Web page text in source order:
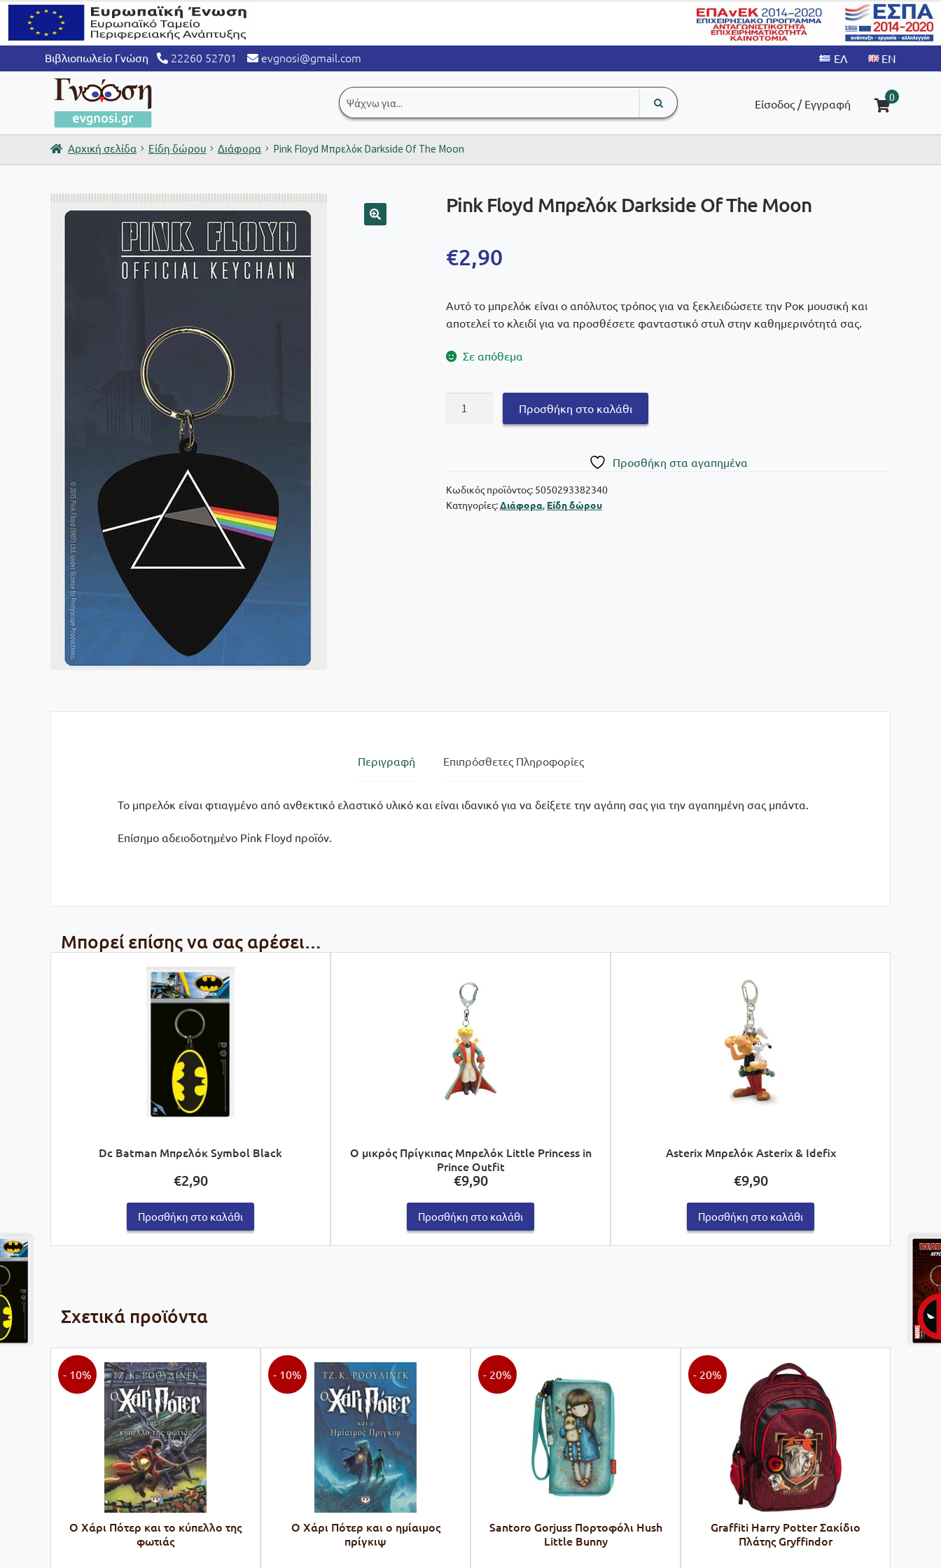
Βιβλιοπωλείο Γνώση 22260 52701 evgnosi@gmail.com
Αναζήτηση
για:
search
input
Είσοδος / Εγγραφή
0
Αρχική σελίδα Είδη δώρου Διάφορα Pink Floyd Μπρελόκ Darkside Of The Moon
Pink Floyd Μπρελόκ Darkside Of The Moon
€2,90
Αυτό το μπρελόκ είναι ο απόλυτος τρόπος για να ξεκλειδώσετε την Ροκ μουσική και
αποτελεί το κλειδί για να προσθέσετε φανταστικό στυλ στην καθημερινότητά σας.
Σε απόθεμα
The
Moon
Προσθήκη στο καλάθι
Πρoσθήκη στα αγαπημένα
Κωδικός προϊόντος: 5050293382340
Κατηγορίες:Διάφορα, Είδη δώρου
Περιγραφή Επιπρόσθετες Πληροφορίες
Το μπρελόκ είναι φτιαγμένο από ανθεκτικό ελαστικό υλικό και είναι ιδανικό για να δείξετε την αγάπη σας για την αγαπημένη σας μπάντα.
Επίσημο αδειοδοτημένο Pink Floyd προϊόν.
Μπορεί επίσης να σας αρέσει…
Dc Batman Μπρελόκ Symbol Black
€2,90
Προσθήκη στο καλάθι
Ο μικρός Πρίγκιπας Μπρελόκ Little Princess in
Prince Outfit
€9,90
Προσθήκη στο καλάθι
Asterix Μπρελόκ Asterix & Idefix
€9,90
Προσθήκη στο καλάθι
Σχετικά προϊόντα
Ο Χάρι Πότερ και το κύπελλο της
φωτιάς
- 10%
Ο Χάρι Πότερ και ο ημίαιμος
πρίγκιψ
- 10%
Santoro Gorjuss Πορτοφόλι Hush
Little Bunny
- 20%
Graffiti Harry Potter Σακίδιο
Πλάτης Gryffindor
- 20%